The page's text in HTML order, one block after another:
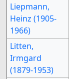
Liepmann,
Heinz (1905-
1966)
Litten,
Irmgard
(1879-1953)